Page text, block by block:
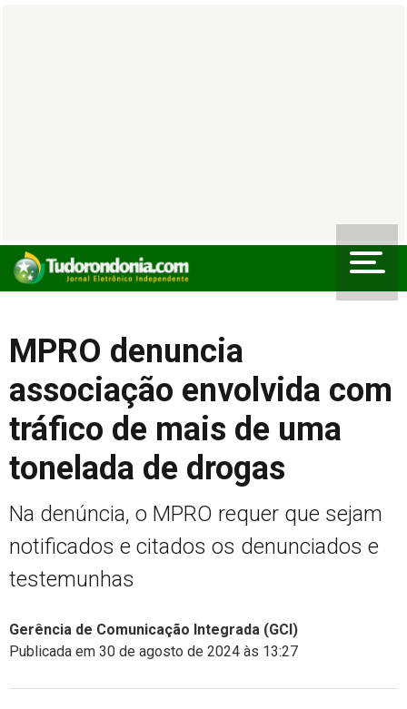
MPRO denuncia
associação envolvida com
tráfico de mais de uma
tonelada de drogas
Na denúncia, o MPRO requer que sejam
notificados e citados os denunciados e
testemunhas
Gerência de Comunicação Integrada (GCI)
Publicada em 30 de agosto de 2024 às 13:27